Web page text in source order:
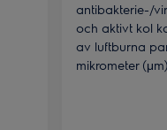
antibakterie-/
och aktivt kol
av luftburna
mikrometer